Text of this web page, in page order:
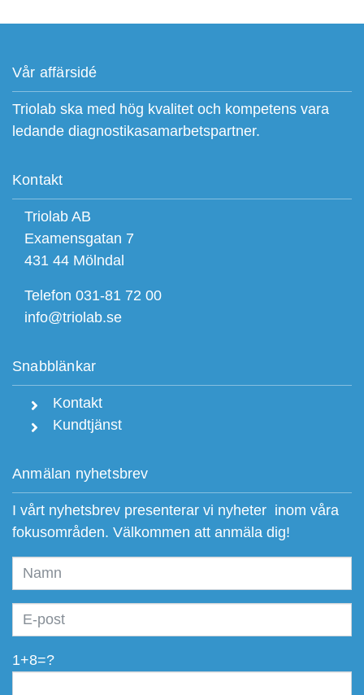
Vår affärsidé
Triolab ska med hög kvalitet och kompetens vara
ledande diagnostikasamarbetspartner.
Kontakt
Triolab AB
Examensgatan 7
431 44 Mölndal
Telefon 031-81 72 00
info@triolab.se
Snabblänkar
Kontakt
Kundtjänst
Anmälan nyhetsbrev
I vårt nyhetsbrev presenterar vi nyheter inom våra
fokusområden. Välkommen att anmäla dig!
1+8=?